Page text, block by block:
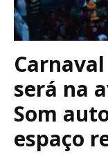
será na
Som
espaço